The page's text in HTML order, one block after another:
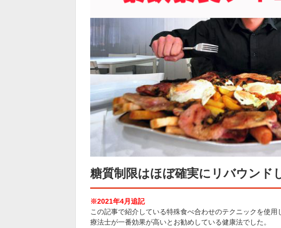
糖質制限はほぼ確実に リバウンド
※2021年4月追記
この記事で紹介している特殊食べ合わせのテクニックを使
療法士が一番効果が高いとお勧めしている健康法でした。